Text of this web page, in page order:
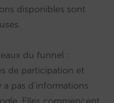
disponibles sont
du funnel :
de participation et
a pas d’informations